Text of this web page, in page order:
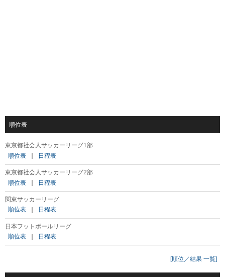
順位表
東京都社会人サッカーリーグ1部
順位表
日程表
東京都社会人サッカーリーグ2部
順位表
日程表
関東サッカーリーグ
順位表
日程表
日本フットボールリーグ
順位表
日程表
[順位／結果 一覧]